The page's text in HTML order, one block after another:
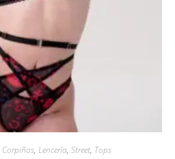
Corpiños, Lencería, Street, Tops